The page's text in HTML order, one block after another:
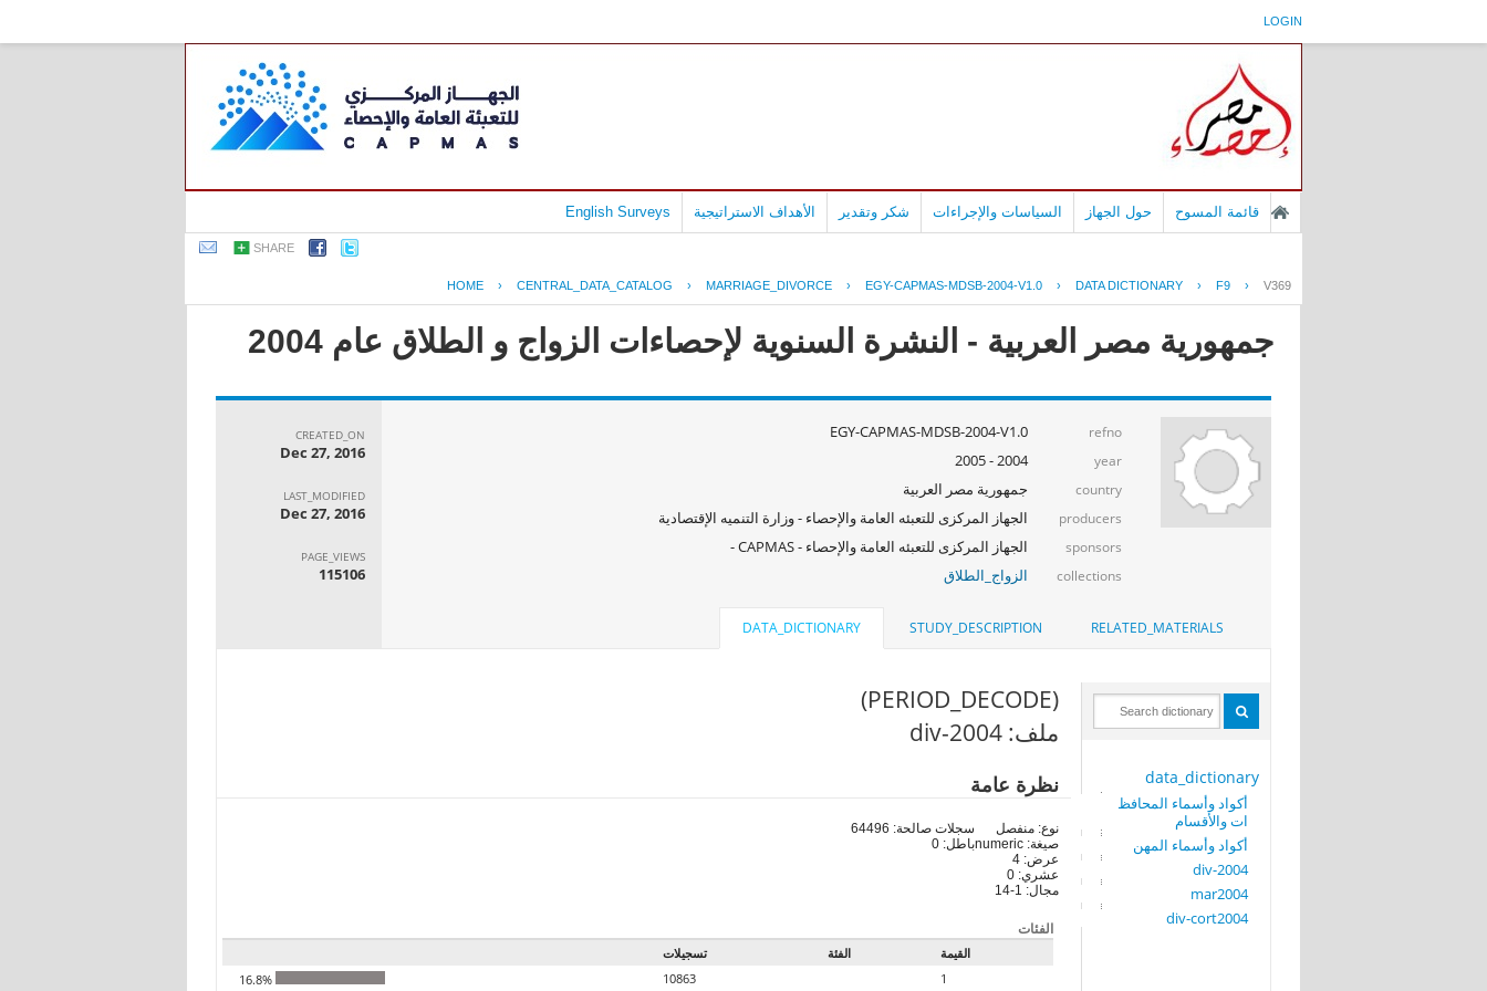
LOGIN
قائمة المسوح حول الجهاز السياسات والإجراءات شكر وتقدير الأهداف الاستراتيجية English Surveys
SHARE
HOME › CENTRAL_DATA_CATALOG › MARRIAGE_DIVORCE › EGY-CAPMAS-MDSB-2004-V1.0 › DATA DICTIONARY › F9 › V369
جمهورية مصر العربية - النشرة السنوية لإحصاءات الزواج و الطلاق عام 2004
refno
EGY-CAPMAS-MDSB-2004-V1.0
year
2004 - 2005
country جمهورية مصر العربية
producers الجهاز المركزى للتعبئه العامة والإحصاء - وزارة التنميه الإقتصادية
sponsors الجهاز المركزى للتعبئه العامة والإحصاء - CAPMAS -
collections الزواج_الطلاق
CREATED_ON
Dec 27, 2016
LAST_MODIFIED
Dec 27, 2016
PAGE_VIEWS
115106
RELATED_MATERIALS
STUDY_DESCRIPTION
DATA_DICTIONARY
data_dictionary
أكواد وأسماء المحافظ
ات والأقسام
أكواد وأسماء المهن
div-2004
mar2004
div-cort2004
(PERIOD_DECODE)
ملف: div-2004
نظرة عامة
نوع: منفصل
صيغة: numeric
عرض: 4
عشري: 0
مجال: 1-14
سجلات صالحة: 64496
باطل: 0
الفئات
القيمة الفئة
تسجيلات
1
10863